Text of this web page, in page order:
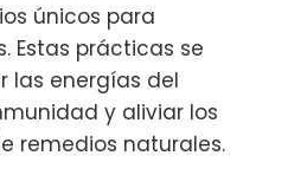
únicos para
Estas prácticas se
las energías del
y aliviar los
remedios naturales.